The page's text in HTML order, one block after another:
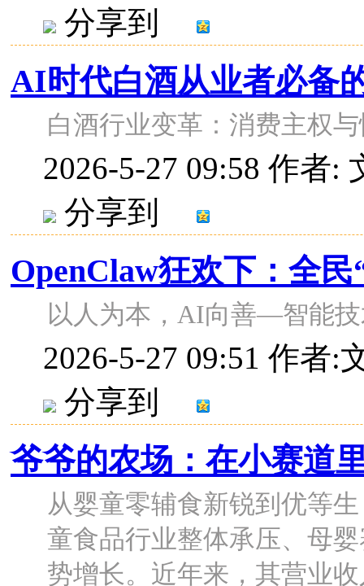
分享到
AI时代白酒从业者必备
白酒行业变革：消费主权
2026-5-27 09:58 作者:
分享到
OpenClaw狂欢下：全
以人为本，AI向善—智能
2026-5-27 09:51 作者:
分享到
爷爷的农场：在小赛道
从婴童零辅食新锐到优等
童食品行业整体承压、母
势增长。近年来，其营业